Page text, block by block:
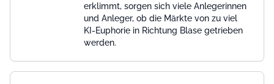
erklimmt, sorgen sich viele Anlegerinnen
und Anleger, ob die Märkte von zu viel
KI-Euphorie in Richtung Blase getrieben
werden.